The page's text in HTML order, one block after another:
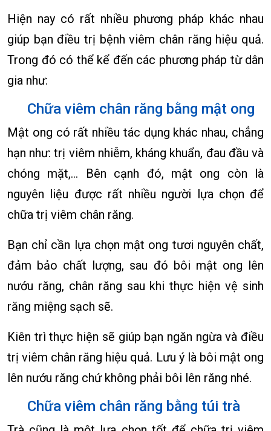
Hiện nay có rất nhiều phương pháp khác nhau
giúp bạn điều trị bệnh viêm chân răng hiệu quả.
Trong đó có thể kể đến các phương pháp từ dân
gia như:
Chữa viêm chân răng bằng mật ong
Mật ong có rất nhiều tác dụng khác nhau, chẳng
hạn như: trị viêm nhiễm, kháng khuẩn, đau đầu và
chóng mặt,… Bên cạnh đó, mật ong còn là
nguyên liệu được rất nhiều người lựa chọn để
chữa trị viêm chân răng.
Bạn chỉ cần lựa chọn mật ong tươi nguyên chất,
đảm bảo chất lượng, sau đó bôi mật ong lên
nướu răng, chân răng sau khi thực hiện vệ sinh
răng miệng sạch sẽ.
Kiên trì thực hiện sẽ giúp bạn ngăn ngừa và điều
trị viêm chân răng hiệu quả. Lưu ý là bôi mật ong
lên nướu răng chứ không phải bôi lên răng nhé.
Chữa viêm chân răng bằng túi trà